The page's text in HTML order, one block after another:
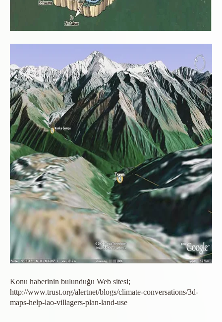
Konu haberinin bulunduğu Web sitesi;
http://www.trust.org/alertnet/blogs/climate-conversations/3d-
maps-help-lao-villagers-plan-land-use